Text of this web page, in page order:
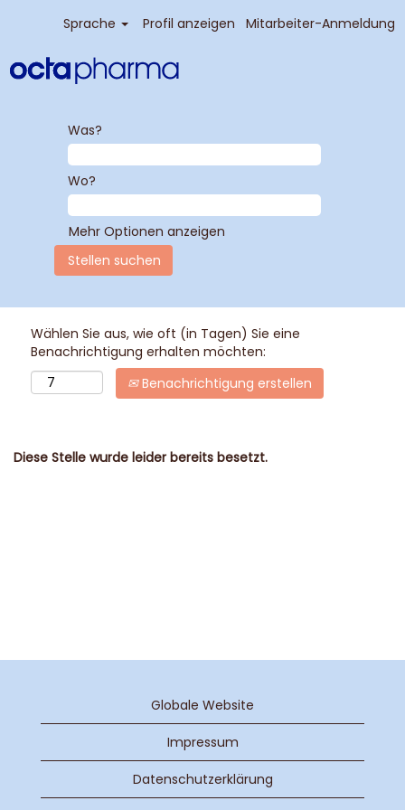
Sprache Profil anzeigen Mitarbeiter-Anmeldung
Was?
Wo?
Mehr Optionen anzeigen
Wählen Sie aus, wie oft (in Tagen) Sie eine
Benachrichtigung erhalten möchten:
Benachrichtigung erstellen
Diese Stelle wurde leider bereits besetzt.
Globale Website
Impressum
Datenschutzerklärung